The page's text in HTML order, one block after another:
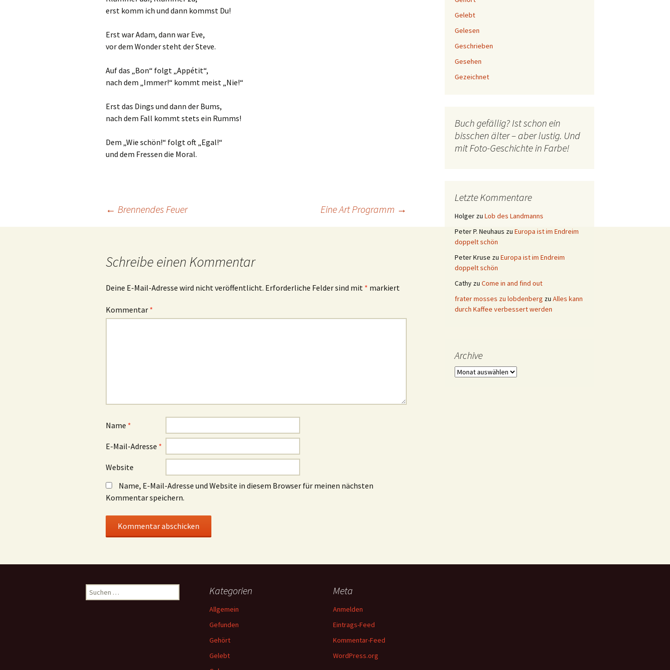
erst komm ich und dann kommst Du!
Erst war Adam, dann war Eve,
vor dem Wonder steht der Steve.
Auf das „Bon“ folgt „Appétit“,
nach dem „Immer!“ kommt meist „Nie!“
Erst das Dings und dann der Bums,
nach dem Fall kommt stets ein Rumms!
Dem „Wie schön!“ folgt oft „Egal!“
und dem Fressen die Moral.
← Brennendes Feuer Eine Art Programm →
Schreibe einen Kommentar
Deine E-Mail-Adresse wird nicht veröffentlicht. Erforderliche Felder sind mit * markiert
Kommentar *
Name *
E-Mail-Adresse *
Website
Name, E-Mail-Adresse und Website in diesem Browser für meinen nächsten
Kommentar speichern.
Gelebt
Gelesen
Geschrieben
Gesehen
Gezeichnet
Buch gefällig? Ist schon ein
bisschen älter – aber lustig. Und
mit Foto-Geschichte in Farbe!
Letzte Kommentare
Holger zu Lob des Landmanns
Peter P. Neuhaus zu Europa ist im Endreim
doppelt schön
Peter Kruse zu Europa ist im Endreim
doppelt schön
Cathy zu Come in and find out
frater mosses zu lobdenberg zu Alles kann
durch Kaffee verbessert werden
Archive
Archive
Suchen
nach:
Kategorien
Allgemein
Gefunden
Gehört
Gelebt
Meta
Anmelden
Eintrags-Feed
Kommentar-Feed
WordPress.org